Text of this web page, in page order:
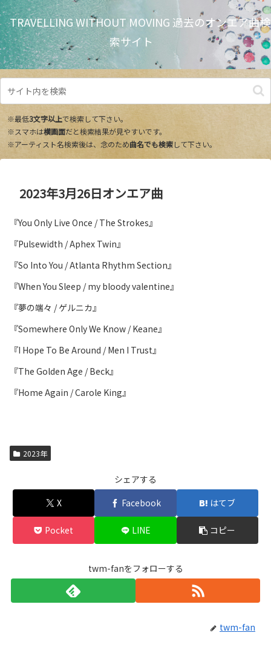
TRAVELLING WITHOUT MOVING 過去のオンエア曲検
索サイト
※最低3文字以上で検索して下さい。
※スマホは横画面だと検索結果が見やすいです。
※アーティスト名検索後は、念のため曲名でも検索して下さい。
2023年3月26日オンエア曲
『You Only Live Once / The Strokes』
『Pulsewidth / Aphex Twin』
『So Into You / Atlanta Rhythm Section』
『When You Sleep / my bloody valentine』
『夢の端々 / ゲルニカ』
『Somewhere Only We Know / Keane』
『I Hope To Be Around / Men I Trust』
『The Golden Age / Beck』
『Home Again / Carole King』
2023年
シェアする
X
Facebook はてブ
Pocket LINE コピー
twm-fanをフォローする
twm-fan